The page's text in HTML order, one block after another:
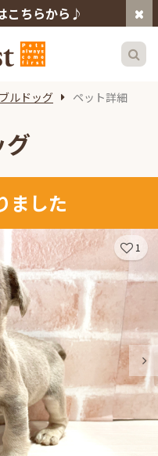
こちらから♪
ルドッグ ペット詳細
グ
ました
1